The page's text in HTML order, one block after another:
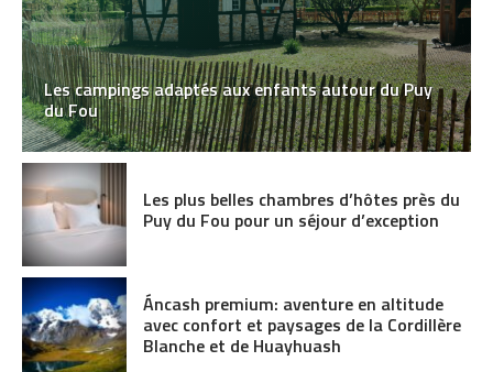
Les campings adaptés aux enfants autour du Puy
du Fou
Les plus belles chambres d’hôtes près du
Puy du Fou pour un séjour d’exception
Áncash premium: aventure en altitude
avec confort et paysages de la Cordillère
Blanche et de Huayhuash